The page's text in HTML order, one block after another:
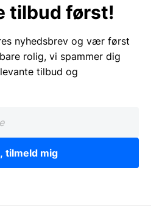
tilbud først!
nyhedsbrev og vær først
rolig, vi spammer dig
tilbud og
tilmeld mig